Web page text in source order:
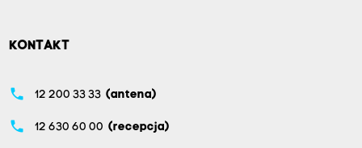
KONTAKT
phone 12 200 33 33 (antena)
phone 12 630 60 00 (recepcja)